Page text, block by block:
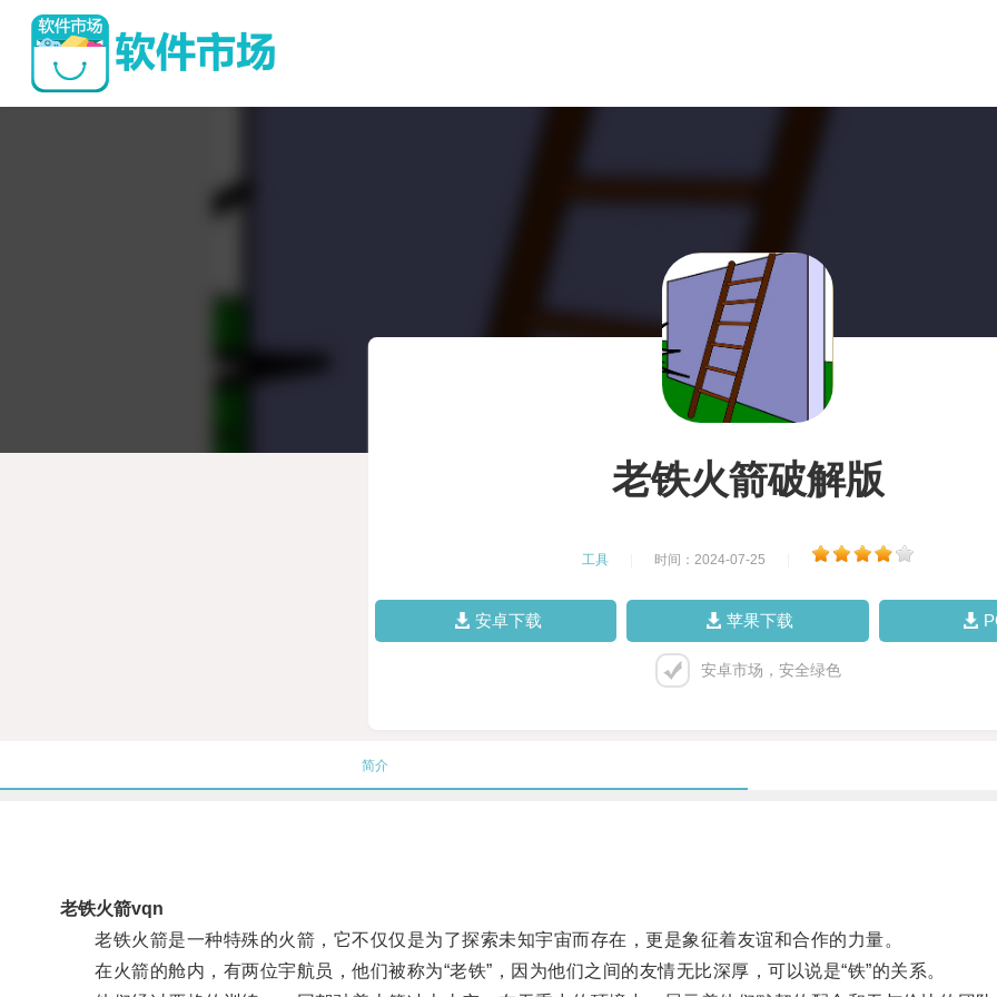
老铁火箭破解版
工具 时间：2024-07-25
安卓下载 苹果下载
安卓市场，安全绿色
简介
老铁火箭vqn
老铁火箭是一种特殊的火箭，它不仅仅是为了探索未知宇宙而存在，更是象征着友谊和合作的力量。
在火箭的舱内，有两位宇航员，他们被称为“老铁”，因为他们之间的友情无比深厚，可以说是“铁”的关系。